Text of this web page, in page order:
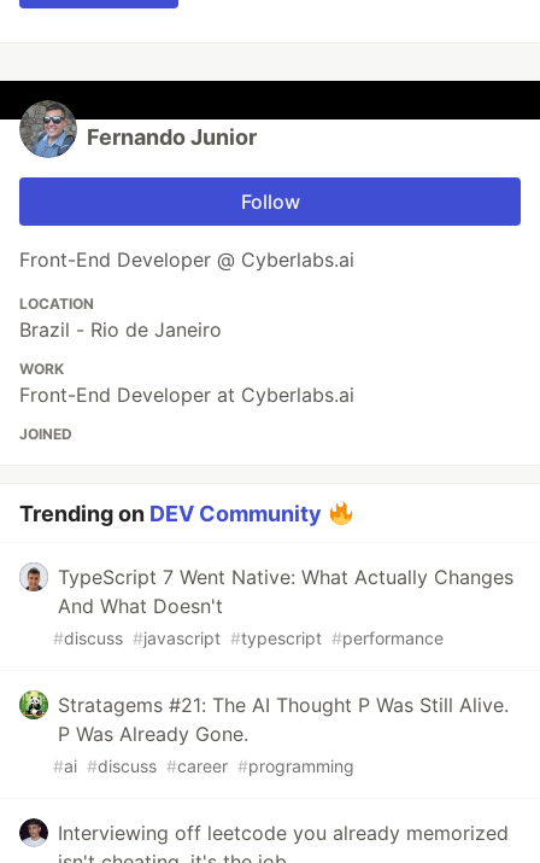
Fernando Junior
Follow
Front-End Developer @ Cyberlabs.ai
LOCATION
Brazil - Rio de Janeiro
WORK
Front-End Developer at Cyberlabs.ai
JOINED
Trending on DEV Community
TypeScript 7 Went Native: What Actually Changes
And What Doesn't
#discuss #javascript #typescript #performance
Stratagems #21: The AI Thought P Was Still Alive.
P Was Already Gone.
#ai #discuss #career #programming
Interviewing off leetcode you already memorized